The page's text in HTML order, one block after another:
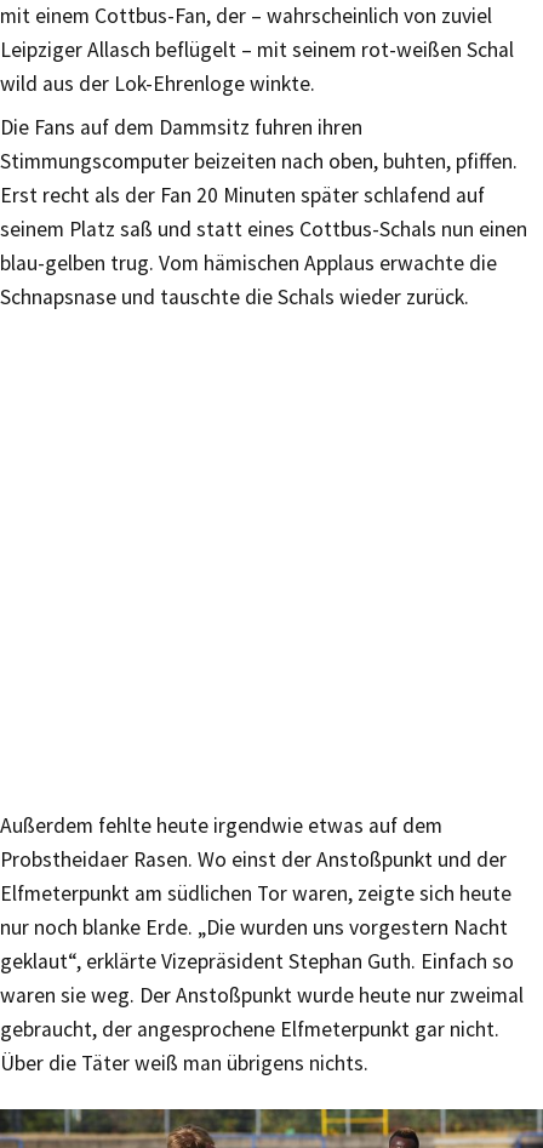
mit einem Cottbus-Fan, der – wahrscheinlich von zuviel
Leipziger Allasch beflügelt – mit seinem rot-weißen Schal
wild aus der Lok-Ehrenloge winkte.
Die Fans auf dem Dammsitz fuhren ihren
Stimmungscomputer beizeiten nach oben, buhten, pfiffen.
Erst recht als der Fan 20 Minuten später schlafend auf
seinem Platz saß und statt eines Cottbus-Schals nun einen
blau-gelben trug. Vom hämischen Applaus erwachte die
Schnapsnase und tauschte die Schals wieder zurück.
Außerdem fehlte heute irgendwie etwas auf dem
Probstheidaer Rasen. Wo einst der Anstoßpunkt und der
Elfmeterpunkt am südlichen Tor waren, zeigte sich heute
nur noch blanke Erde. „Die wurden uns vorgestern Nacht
geklaut“, erklärte Vizepräsident Stephan Guth. Einfach so
waren sie weg. Der Anstoßpunkt wurde heute nur zweimal
gebraucht, der angesprochene Elfmeterpunkt gar nicht.
Über die Täter weiß man übrigens nichts.